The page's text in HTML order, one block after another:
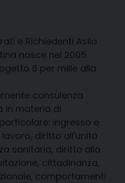
e Richiedenti Asilo
nasce nel 2005
8 per mille alla
consulenza
in materia di
ingresso e
diritto all'unità
sanitaria, diritto allo
cittadinanza,
comportamenti